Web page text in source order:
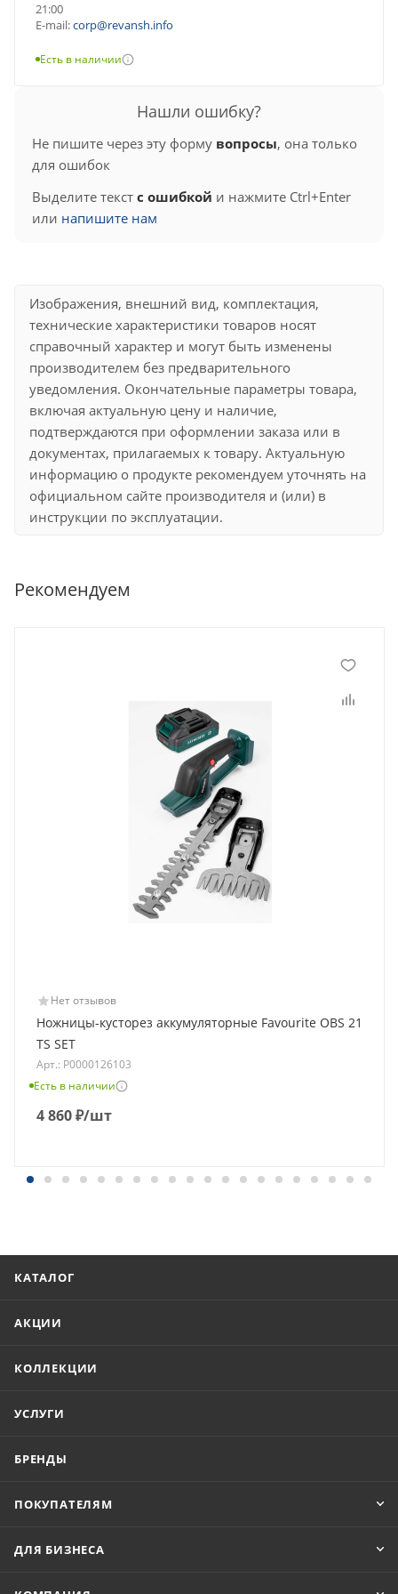
21:00
E-mail:corp@revansh.info
Есть в наличии
Нашли ошибку?
Не пишите через эту форму вопросы, она только
для ошибок
Выделите текст с ошибкой и нажмите Ctrl+Enter
или напишите нам
Изображения, внешний вид, комплектация,
технические характеристики товаров носят
справочный характер и могут быть изменены
производителем без предварительного
уведомления. Окончательные параметры товара,
включая актуальную цену и наличие,
подтверждаются при оформлении заказа или в
документах, прилагаемых к товару. Актуальную
информацию о продукте рекомендуем уточнять на
официальном сайте производителя и (или) в
инструкции по эксплуатации.
Рекомендуем
Нет отзывов
Ножницы-кусторез аккумуляторные Favourite OBS 21
TS SET
Арт.: Р0000126103
Есть в наличии
4 860₽/шт
КАТАЛОГ
АКЦИИ
КОЛЛЕКЦИИ
УСЛУГИ
БРЕНДЫ
ПОКУПАТЕЛЯМ
ДЛЯ БИЗНЕСА